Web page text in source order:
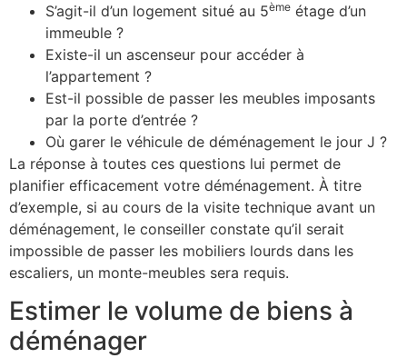
S’agit-il d’un logement situé au 5ème étage d’un
immeuble ?
Existe-il un ascenseur pour accéder à
l’appartement ?
Est-il possible de passer les meubles imposants
par la porte d’entrée ?
Où garer le véhicule de déménagement le jour J ?
La réponse à toutes ces questions lui permet de
planifier efficacement votre déménagement. À titre
d’exemple, si au cours de la visite technique avant un
déménagement, le conseiller constate qu’il serait
impossible de passer les mobiliers lourds dans les
escaliers, un monte-meubles sera requis.
Estimer le volume de biens à
déménager